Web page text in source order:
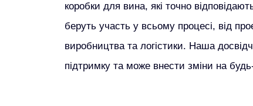
коробки для вина, які точно
беруть участь у всьому процесі, від
виробництва та логістики. Наша
підтримку та може внести зміни на